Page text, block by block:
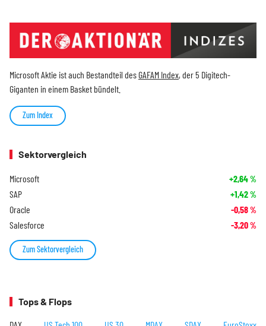
Microsoft Aktie ist auch Bestandteil desGAFAM Index, der 5 Digitech-
Giganten in einem Basket bündelt.
Zum Index
Sektorvergleich
Microsoft +2,64%
SAP +1,42%
Oracle -0,58%
Salesforce -3,20%
Zum Sektorvergleich
Tops & Flops